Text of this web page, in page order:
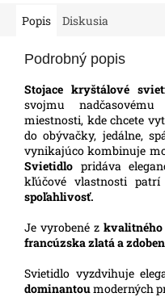
Popis Diskusia
Podrobný popis
Stojace kryštálové
svojmu
miestnosti, kde chcete
do obývačky, jedálne,
vynikajúco kombinuje
Svietidlo pridáva
kľúčové vlastnosti patrí
spoľahlivosť.
Je vyrobené z
francúzska zlatá a
Svietidlo vyzdvihuje
dominantoumoderných